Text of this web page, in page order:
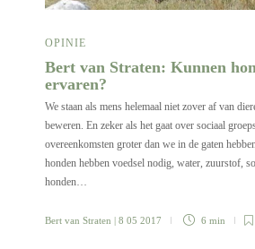
OPINIE
Bert van Straten: Kunnen
ervaren?
We staan als mens helemaal niet zover af van
beweren. En zeker als het gaat over sociaal
overeenkomsten groter dan we in de gaten
honden hebben voedsel nodig, water, zuurstof,
honden…
Bert van Straten | 8 05 2017 6 min